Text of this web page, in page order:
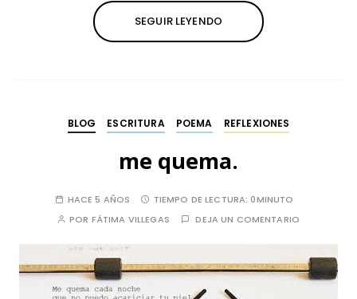
SEGUIR LEYENDO
BLOG ESCRITURA POEMA REFLEXIONES
me quema.
HACE 5 AÑOS TIEMPO DE LECTURA: 0MINUTO
POR FÁTIMA VILLEGAS DEJA UN COMENTARIO